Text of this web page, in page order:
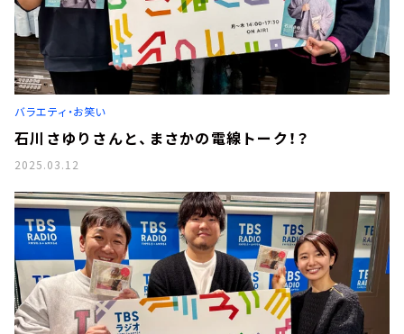
バラエティ・お笑い
石川さゆりさんと、まさかの電線トーク！？
2025.03.12